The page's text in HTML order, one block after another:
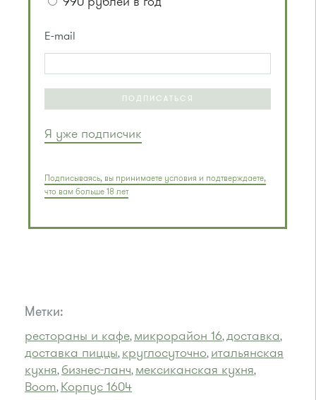
E-mail
ПОДПИСАТЬСЯ
Я уже подписчик
Подписываясь, вы принимаете условия и подтверждаете,
что вам больше 18 лет
Метки:
рестораны и кафе, микрорайон 16,доставка,
доставка пиццы, круглосуточно, итальянская
кухня, бизнес-ланч, мексиканская кухня,
Вoom, Корпус 1604